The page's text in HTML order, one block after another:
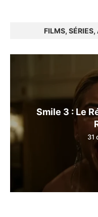
FILMS,
Smile 3 : Le
31